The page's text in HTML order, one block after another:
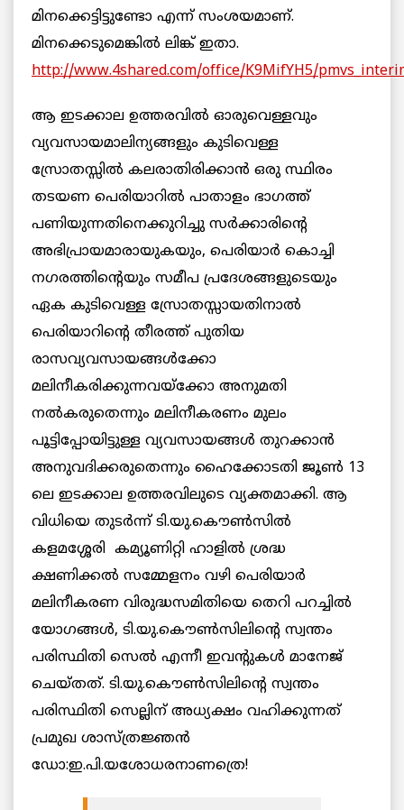
മിനക്കെട്ടിട്ടുണ്ടോ എന്ന് സംശയമാണ്.
മിനക്കെടുമെങ്കില്‍ ലിങ്ക് ഇതാ.
http://www.4shared.com/office/K9MifYH5/
ആ ഇടക്കാല ഉത്തരവില്‍ ഓരുവെള്ളവും
വ്യവസായമാലിന്യങ്ങളും കുടിവെള്ള
സ്രോതസ്സില്‍ കലരാതിരിക്കാന്‍ ഒരു സ്ഥിരം
തടയണ പെരിയാറില്‍ പാതാളം ഭാഗത്ത്
പണിയുന്നതിനെക്കുറിച്ചു സര്‍ക്കാരിന്റെ
അഭിപ്രായമാരായുകയും, പെരിയാര്‍ കൊച്ചി
നഗരത്തിന്റെയും സമീപ പ്രദേശങ്ങളുടെയും
ഏക കുടിവെള്ള സ്രോതസ്സായതിനാല്‍
പെരിയാറിന്റെ തീരത്ത് പുതിയ
രാസവ്യവസായങ്ങള്‍ക്കോ
മലിനീകരിക്കുന്നവയ്ക്കോ അനുമതി
നല്‍കരുതെന്നും മലിനീകരണം മുലം
പൂട്ടിപ്പോയിട്ടുള്ള വ്യവസായങ്ങള്‍ തുറക്കാന്‍
അനുവദിക്കരുതെന്നും ഹൈക്കോടതി ജൂണ്‍ 13
ലെ ഇടക്കാല ഉത്തരവിലുടെ വ്യക്തമാക്കി. ആ
വിധിയെ തുടര്‍ന്ന്‍ ടി.യു.കൌണ്‍സില്‍
കളമശ്ശേരി കമ്യൂണിറ്റി ഹാളില്‍ ശ്രദ്ധ
ക്ഷണിക്കല്‍ സമ്മേളനം വഴി പെരിയാര്‍
മലിനീകരണ വിരുദ്ധസമിതിയെ തെറി പറച്ചില്‍
യോഗങ്ങള്‍, ടി.യു.കൌണ്‍സിലിന്റെ സ്വന്തം
പരിസ്ഥിതി സെല്‍ എന്നീ ഇവന്റുകള്‍ മാനേജ്
ചെയ്തത്. ടി.യു.കൌണ്‍സിലിന്റെ സ്വന്തം
പരിസ്ഥിതി സെല്ലിന് അധ്യക്ഷം വഹിക്കുന്നത്
പ്രമുഖ ശാസ്ത്രജ്ഞന്‍
ഡോ:ഇ.പി.യശോധരനാണത്രെ!